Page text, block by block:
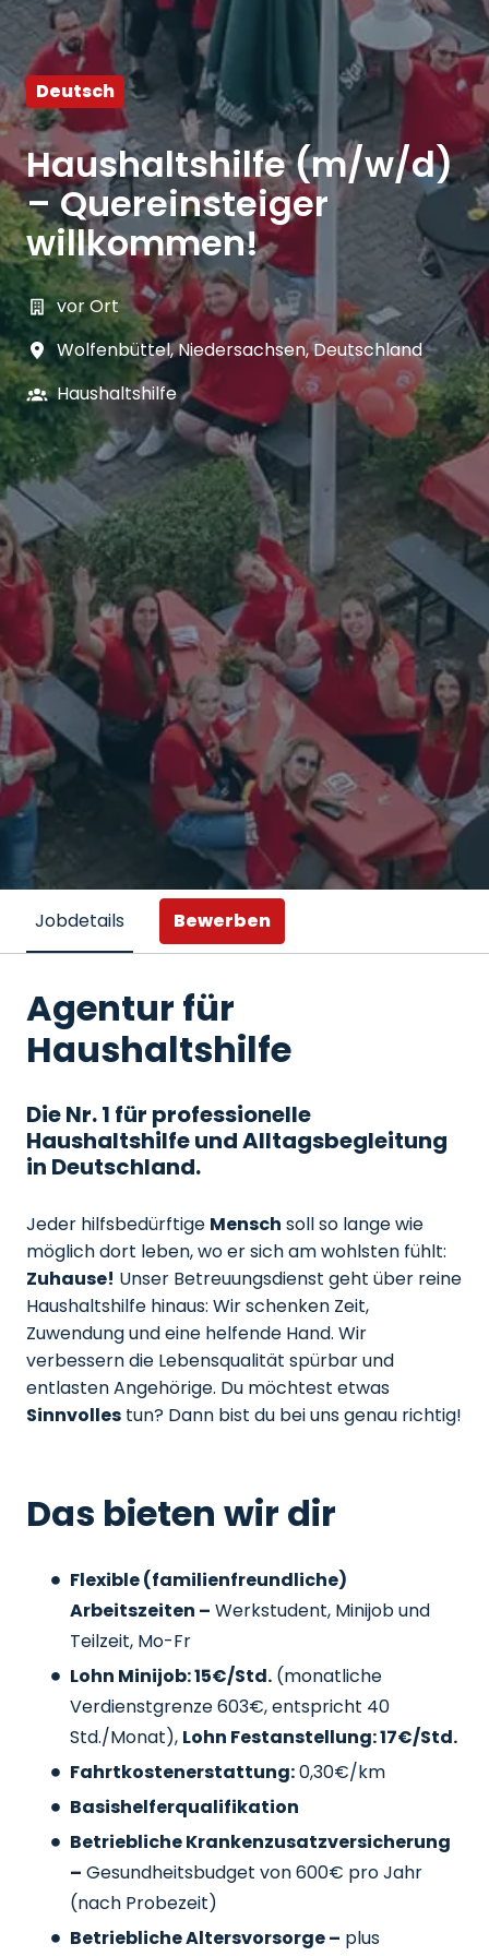
Deutsch
Haushaltshilfe (m/w/d)
– Quereinsteiger
willkommen!
vor Ort
Wolfenbüttel,Niedersachsen,Deutschland
Haushaltshilfe
Jobdetails Bewerben
Agentur für
Haushaltshilfe
Die Nr. 1 für professionelle
Haushaltshilfe und Alltagsbegleitung
in Deutschland.
Jeder hilfsbedürftige Mensch soll so lange wie
möglich dort leben, wo er sich am wohlsten fühlt:
Zuhause! Unser Betreuungsdienst geht über reine
Haushaltshilfe hinaus: Wir schenken Zeit,
Zuwendung und eine helfende Hand. Wir
verbessern die Lebensqualität spürbar und
entlasten Angehörige. Du möchtest etwas
Sinnvolles tun? Dann bist du bei uns genau richtig!
Das bieten wir dir
Flexible (familienfreundliche)
Arbeitszeiten – Werkstudent, Minijob und
Teilzeit, Mo-Fr
Lohn Minijob: 15€/Std. (monatliche
Verdienstgrenze 603€, entspricht 40
Std./Monat), Lohn Festanstellung: 17€/Std.
Fahrtkostenerstattung:0,30€/km
Basishelferqualifikation
Betriebliche Krankenzusatzversicherung
– Gesundheitsbudget von 600€ pro Jahr
(nach Probezeit)
Betriebliche Altersvorsorge – plus